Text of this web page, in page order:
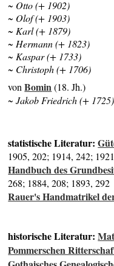
~ Otto (+ 1902)
~ Olof (+ 1903)
~ Karl (+ 1879)
~ Hermann (+ 1823)
~ Kaspar (+ 1733)
~ Christoph (+ 1706)
vonBomin(18. Jh.)
~ Jakob Friedrich (+ 1725)
statistische Literatur:
1905, 202; 1914, 242;
Handbuch des
268; 1884, 208; 1893, 292
Rauer's Handmatrikel
historische Literatur:
Pommerschen